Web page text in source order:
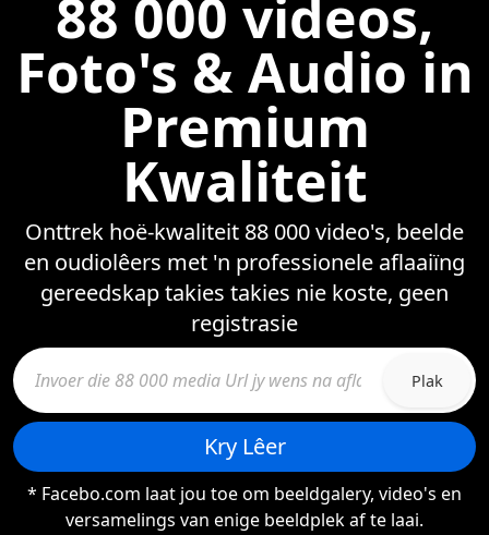
88 000 videos,
Foto's & Audio in
Premium
Kwaliteit
Onttrek hoë-kwaliteit 88 000 video's, beelde
en oudiolêers met 'n professionele aflaaiïng
gereedskap takies takies nie koste, geen
registrasie
Plak
Kry Lêer
* Facebo.com laat jou toe om beeldgalery, video's en
versamelings van enige beeldplek af te laai.